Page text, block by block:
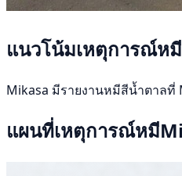
แนวโน้มเหตุการณ์ห
Mikasa มีรายงานหมีสีน้ำตาลที่
แผนที่เหตุการณ์หมี